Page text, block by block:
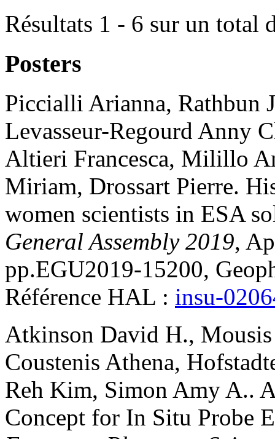
Résultats 1 - 6 sur un total
Posters
Piccialli Arianna, Rathbun
Levasseur-Regourd Anny
Altieri Francesca, Milillo
Miriam, Drossart Pierre.
women scientists in ESA
General Assembly 2019,
pp.EGU2019-15200,
Référence HAL : insu-
Atkinson David H., Mousis
Coustenis Athena,
Reh Kim, Simon Amy A..
Concept for In Situ Probe